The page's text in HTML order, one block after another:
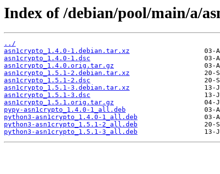
Index of /debian/pool/main/a/
../
asn1crypto_1.4.0-1.debian.tar.xz
asn1crypto_1.4.0-1.dsc
asn1crypto_1.4.0.orig.tar.gz
asn1crypto_1.5.1-2.debian.tar.xz
asn1crypto_1.5.1-2.dsc
asn1crypto_1.5.1-3.debian.tar.xz
asn1crypto_1.5.1-3.dsc
asn1crypto_1.5.1.orig.tar.gz
pypy-asn1crypto_1.4.0-1_all.deb
python3-asn1crypto_1.4.0-1_all.deb
python3-asn1crypto_1.5.1-2_all.deb
python3-asn1crypto_1.5.1-3_all.deb